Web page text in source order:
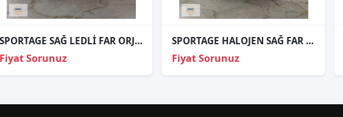
SPORTAGE SAĞ LEDLİ FAR ORJİNAL
Fiyat Sorunuz
SPORTAGE HALOJEN SAĞ FAR ORJİNAL
Fiyat Sorunuz